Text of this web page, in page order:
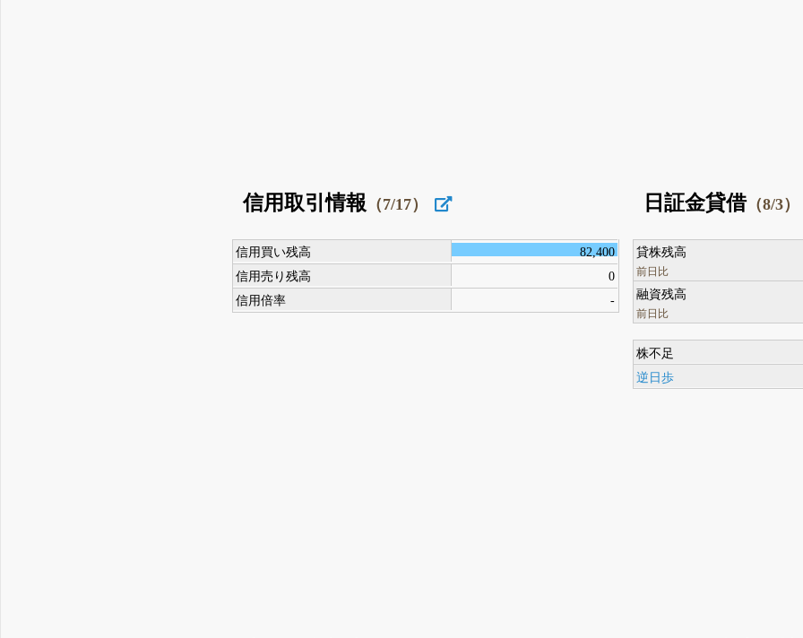
信用取引情報 （7/17）
信用買い残高
82,400
信用売り残高
0
信用倍率
-
日証金貸借（8/3）
貸株残高
前日比
融資残高
前日比
株不足
逆日歩